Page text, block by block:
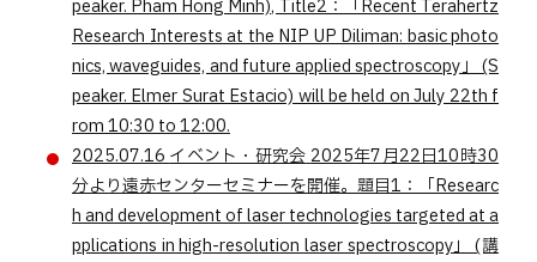
peaker. Pham Hong Minh), Title2：「Recent Terahertz
Research Interests at the NIP UP Diliman: basic photo
nics, waveguides, and future applied spectroscopy」 (S
peaker. Elmer Surat Estacio) will be held on July 22th f
rom 10:30 to 12:00.
2025.07.16 イベント・研究会 2025年7月22日10時30
分より遠赤センターセミナーを開催。題目1：「Researc
h and development of laser technologies targeted at a
pplications in high-resolution laser spectroscopy」 (講